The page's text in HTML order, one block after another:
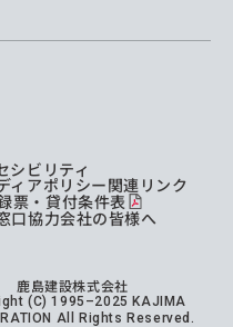
シビリティ
ィアポリシー関連リンク
票・貸付条件表
口協力会社の皆様へ
鹿島建設株式会社
(C) 1995–2025 KAJIMA
All Rights Reserved.